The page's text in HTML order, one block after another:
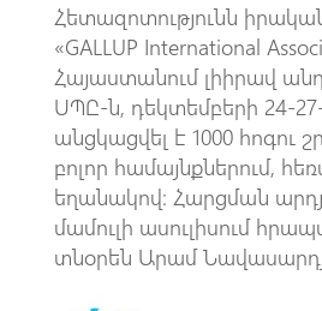
Հետազոտությունն
«GALLUP International
Հայաստանում լիիրավ
ՍՊԸ-ն, դեկտեմբերի 24-
անցկացվել է 1000 հոգու
բոլոր համայնքներում,
եղանակով։ Հարցման
մամուլի ասուլիսում
տնօրեն Արամ